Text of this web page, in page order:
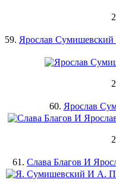
59. Ярослав
60. Ярослав
61. Слава Благов И